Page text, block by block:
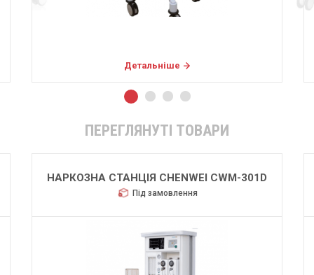
Детальніше
ПЕРЕГЛЯНУТІ ТОВАРИ
НАРКОЗНА СТАНЦІЯ CHENWEI CWM-301D
Під замовлення